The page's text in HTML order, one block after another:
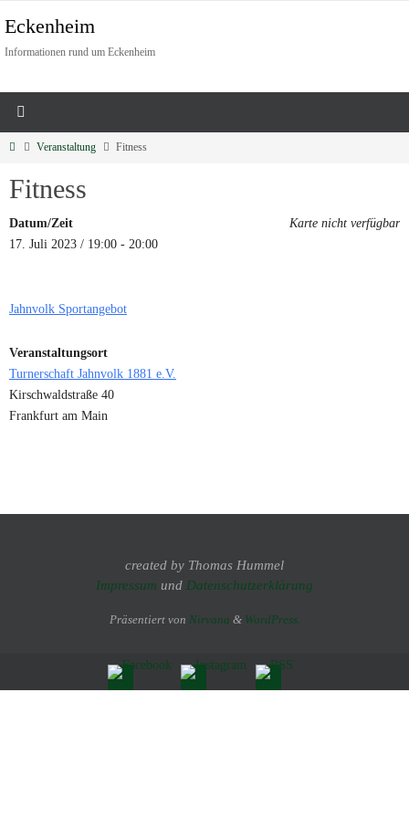
Eckenheim
Informationen rund um Eckenheim
Veranstaltung Fitness
Fitness
Karte nicht verfügbar
Datum/Zeit
17. Juli 2023 / 19:00 - 20:00
Jahnvolk Sportangebot
Veranstaltungsort
Turnerschaft Jahnvolk 1881 e.V.
Kirschwaldstraße 40
Frankfurt am Main
created by Thomas Hummel
Impressum und Datenschutzerklärung
Präsentiert von Nirvana & WordPress.